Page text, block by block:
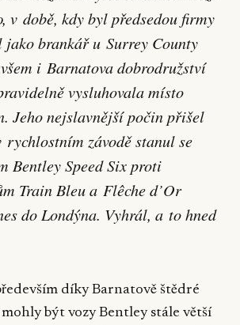
v době, kdy byl předsedou firmy
jako brankář u Surrey County
i Barnatova dobrodružství
vysluhovala místo
Jeho nejslavnější počin přišel
rychlostním závodě stanul se
Bentley Speed Six proti
Train Bleua Flêche d’Or
do Londýna. Vyhrál, a to hned
díky Barnatově štědré
být vozy Bentley stále větší